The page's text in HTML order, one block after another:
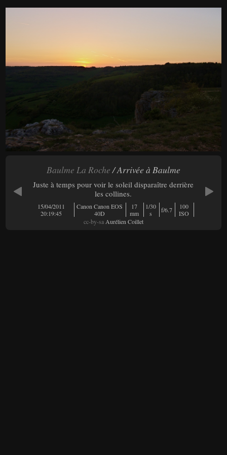
Baulme La Roche/ Arrivée à Baulme
Juste à temps pour voir le soleil disparaître derrière
les collines.
15/04/2011
20:19:45
Canon Canon EOS
40D
17
mm
1/30
s
f/6.7
100
ISO
cc-by-saAurélien Coillet